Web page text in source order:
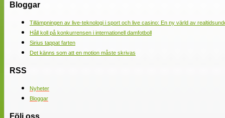
Bloggar
Tillämpningen av live-teknologi i sport och live casino: En ny värld av
Håll koll på konkurrensen i internationell damfotboll
Sirius tappat farten
Det känns som att en motion måste skrivas
RSS
Nyheter
Bloggar